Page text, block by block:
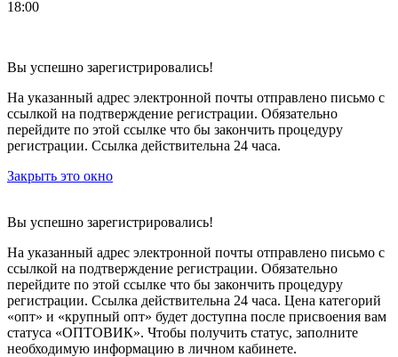
18:00
Вы успешно зарегистрировались!
На указанный адрес электронной почты отправлено письмо с
ссылкой на подтверждение регистрации. Обязательно
перейдите по этой ссылке что бы закончить процедуру
регистрации. Ссылка действительна 24 часа.
Закрыть это окно
Вы успешно зарегистрировались!
На указанный адрес электронной почты отправлено письмо с
ссылкой на подтверждение регистрации. Обязательно
перейдите по этой ссылке что бы закончить процедуру
регистрации. Ссылка действительна 24 часа. Цена категорий
«опт» и «крупный опт» будет доступна после присвоения вам
статуса «ОПТОВИК». Чтобы получить статус, заполните
необходимую информацию в личном кабинете.